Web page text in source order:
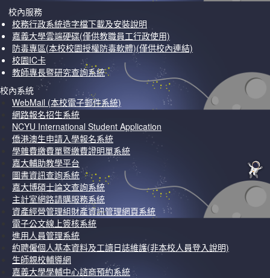
校內服務
校務行政系統造字檔下載及安裝說明
嘉義大學雲端硬碟(僅供教職員工行政使用)
防毒專區(本校校園授權防毒軟體)(僅供校內連結)
校園IC卡
教師專長暨研究查詢系統
校內系統
WebMail (本校電子郵件系統)
網路報名招生系統
NCYU International Student Application
僑港澳生申請入學報名系統
學雜費繳費單暨繳費證明單系統
嘉大輔助教學平台
圖書資訊查詢系統
嘉大博碩士論文查詢系統
主計室網路請購服務系統
資產經營管理組財產資訊管理網頁系統
電子公文線上簽核系統
進用人員管理系統
約聘僱個人基本資料及工讀日誌維護(非本校人員登入說明)
生師親校輔導網
嘉義大學學輔中心諮商預約系統